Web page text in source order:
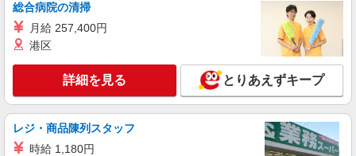
ライフ水元店 東京都葛飾区水元2-11-5
キープ 詳細を見る
NEW
ベーカリー
総合病院の清掃
月給 257,400円
港区
詳細を見る とりあえずキープ
レジ・商品陳列スタッフ
時給 1,180円